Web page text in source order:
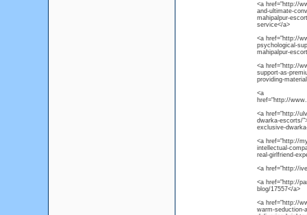
<a href="http://
and-ultimate-
mahipalpur-
service</a>
<a href="http://
psychological-
mahipalpur-
<a href="http://
support-as-
providing-
<a
href="http://
<a href="http://
dwarka-escorts/
exclusive-
<a href="http://
intellectual-
real-girlfriend-
<a href="http://
<a href="http://
blog/17557</a>
<a href="http://
warm-seduction-